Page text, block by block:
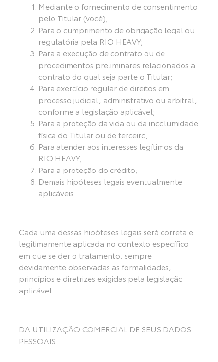
Mediante o fornecimento de consentimento
pelo Titular (você);
Para o cumprimento de obrigação legal ou
regulatória pela RIO HEAVY;
Para a execução de contrato ou de
procedimentos preliminares relacionados a
contrato do qual seja parte o Titular;
Para exercício regular de direitos em
processo judicial, administrativo ou arbitral,
conforme a legislação aplicável;
Para a proteção da vida ou da incolumidade
física do Titular ou de terceiro;
Para atender aos interesses legítimos da
RIO HEAVY;
Para a proteção do crédito;
Demais hipóteses legais eventualmente
aplicáveis.
Cada uma dessas hipóteses legais será correta e
legitimamente aplicada no contexto específico
em que se der o tratamento, sempre
devidamente observadas as formalidades,
princípios e diretrizes exigidas pela legislação
aplicável.
DA UTILIZAÇÃO COMERCIAL DE SEUS DADOS
PESSOAIS